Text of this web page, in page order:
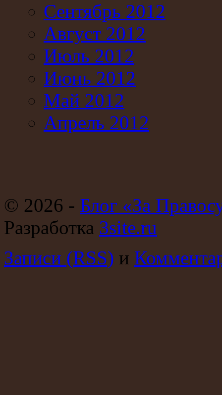
Сентябрь 2012
Август 2012
Июль 2012
Июнь 2012
Май 2012
Апрель 2012
© 2026 - Блог «За
Разработка 3site.ru
Записи (RSS) и